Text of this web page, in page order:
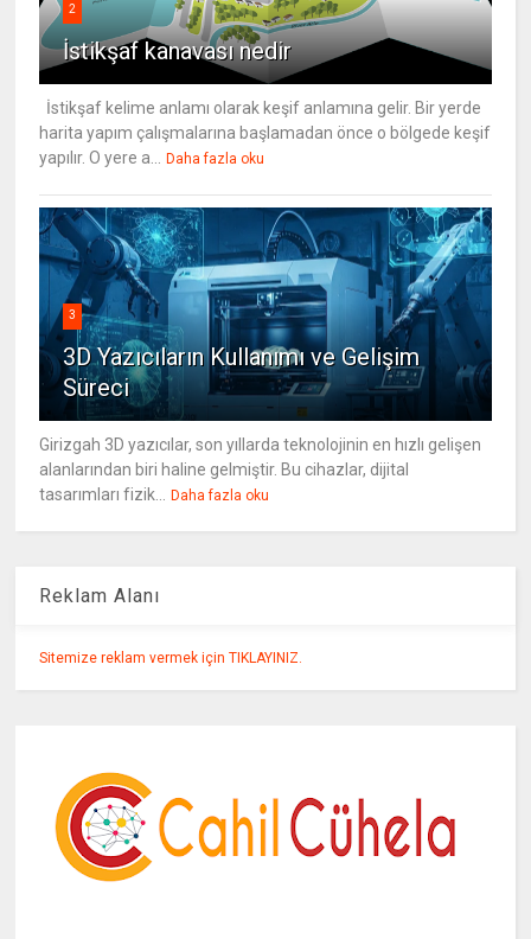
2
İstikşaf kanavası nedir
İstikşaf kelime anlamı olarak keşif anlamına gelir. Bir yerde
harita yapım çalışmalarına başlamadan önce o bölgede keşif
yapılır. O yere a...
Daha fazla oku
3
3D Yazıcıların Kullanımı ve Gelişim
Süreci
Girizgah 3D yazıcılar, son yıllarda teknolojinin en hızlı gelişen
alanlarından biri haline gelmiştir. Bu cihazlar, dijital
tasarımları fizik...
Daha fazla oku
Reklam Alanı
Sitemize reklam vermek için TIKLAYINIZ.